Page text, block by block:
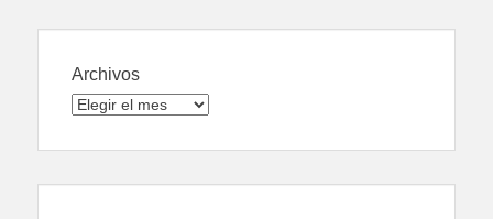
Archivos
Archivos